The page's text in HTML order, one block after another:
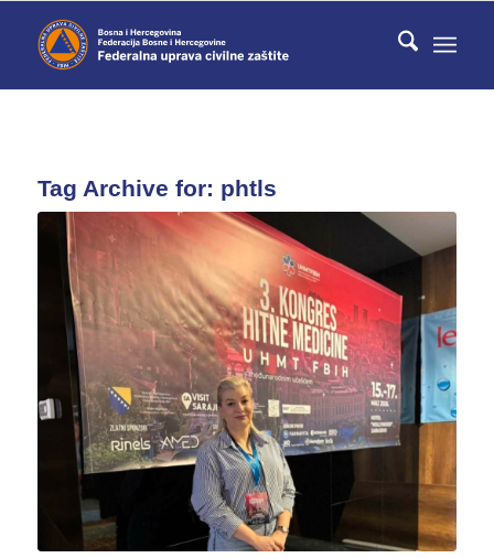
Tag Archive for: phtls